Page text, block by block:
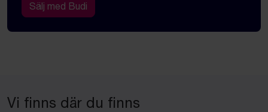
Sälj med Budi
Vi finns där du finns